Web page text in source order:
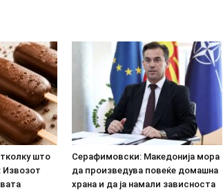
што
Извозот
Серафимовски: Македонија мора
да произведува повеќе домашна
храна и да ја намали зависноста